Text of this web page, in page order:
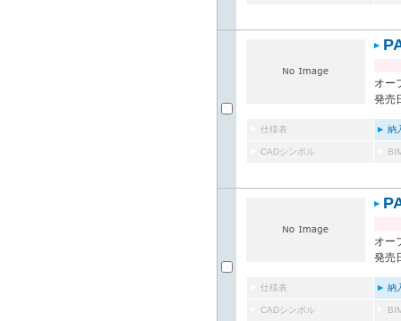
オー
発売
仕様表 納
CADシンボル
オー
発売
仕様表 納
CADシンボル